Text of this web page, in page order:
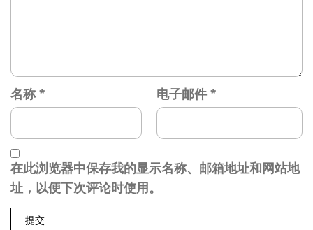
名称 * 电子邮件 *
在此浏览器中保存我的显示名称、邮箱地址和网站地
址，以便下次评论时使用。